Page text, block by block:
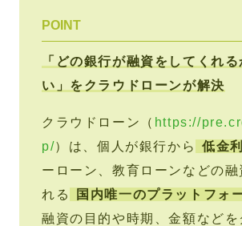
POINT
「どの銀行が融資をしてくれ
い」をクラウドローンが解決
クラウドローン（ https://
p/）は、個人が銀行から 低金利
ーローン、教育ローンなどの融
れる
国内唯一のプラットフォ
融資の目的や時期、金額などを